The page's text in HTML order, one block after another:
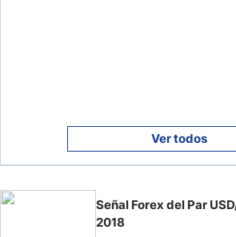
Ver todos
Señal Forex del Par
2018